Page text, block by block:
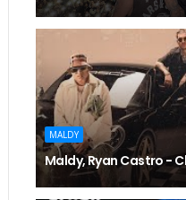
MALDY
Maldy, Ryan Castro -